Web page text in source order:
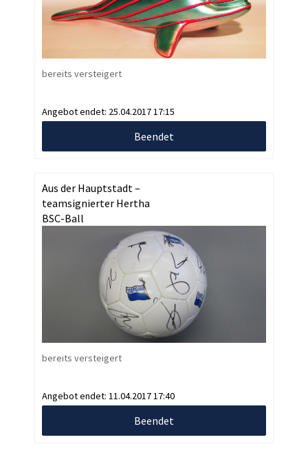
bereits versteigert
Angebot endet: 25.04.2017 17:15
Beendet
Aus der Hauptstadt –
teamsignierter Hertha
BSC-Ball
bereits versteigert
Angebot endet: 11.04.2017 17:40
Beendet